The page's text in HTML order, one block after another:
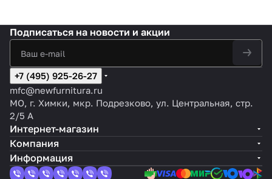
Подписаться на новости и акции
+7 (495) 925-26-27
mfc@newfurnitura.ru
МО, г. Химки, мкр. Подрезково, ул. Центральная, стр.
2/5 А
Интернет-магазин
Компания
Информация